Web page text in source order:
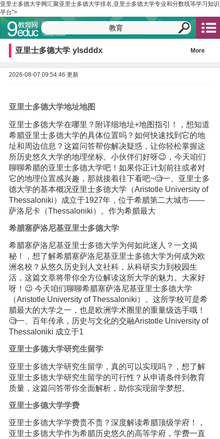
亚里士多德大学网汇聚亚里士多德大学排名,亚里士多德大学专业和分数线等学习知识
平台">
亚里士多德大学 ylsdddx More
2026-08-07 09:54:46 更新
亚里士多德大学地址地图
亚里士多德大学在哪里？附详细地址+地图指引！，想知道
希腊亚里士多德大学的具体位置吗？如何快速找到它的地
址和周边信息？这篇问答帮你解决疑惑，让你轻松掌握这
所历史悠久大学的地理坐标。小伙伴们好呀😉，今天咱们
聊聊希腊的亚里士多德大学吧！如果你正计划前往或者对
它的地理位置感兴趣，那就接着往下看吧~🧐一、亚里士多
德大学的基本概况亚里士多德大学（Aristotle University of
Thessaloniki）成立于1927年，位于希腊第二大城市——
萨洛尼卡（Thessaloniki）。作为希腊最大
希腊塞萨洛尼基亚里士多德大学
希腊塞萨洛尼基亚里士多德大学为何如此迷人？一文揭
秘！，想了解希腊塞萨洛尼基亚里士多德大学为何成为欧
洲名校？从悠久历史到人文社科，从科研实力到校园生
活，这篇文章将带你全方位解读这所大学的魅力。大家好
呀！😉 今天咱们聊聊希腊塞萨洛尼基亚里士多德大学
（Aristotle University of Thessaloniki）。这所学校可是希
腊最大的大学之一，也是欧洲学术圈里的重量级选手哦！
🧐一、百年传承，历史与文化的交融Aristotle University of
Thessaloniki 成立于1
亚里士多德大学研究生留学
亚里士多德大学研究生留学，真的可以实现吗？，想了解
亚里士多德大学研究生留学的可行性？从申请条件到教育
质量，这篇问答带你全面解析，助你实现留学梦想。
亚里士多德大学学费
亚里士多德大学学费贵不贵？深度解读希腊顶级学府！，
亚里士多德大学作为希腊历史悠久的高等学府，学费一直